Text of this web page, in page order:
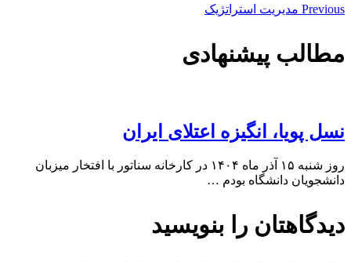
Previous مدیریت استراتژیک
مطالب پیشنهادی
نسل پویا، انگیزه اعتلای ایران
روز شنبه ۱۵ آذر ماه ۱۴۰۴ در کارخانه سناتور با افتخار میزبان
دانشجویان دانشگاه بودم …
دیدگاهتان را بنویسید